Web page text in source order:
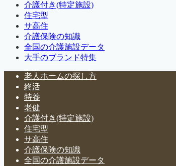
介護付き(特定施設)
住宅型
サ高住
介護保険の知識
全国の介護施設データ
大手のブランド特集
老人ホームの探し方
終活
特養
老健
介護付き(特定施設)
住宅型
サ高住
介護保険の知識
全国の介護施設データ